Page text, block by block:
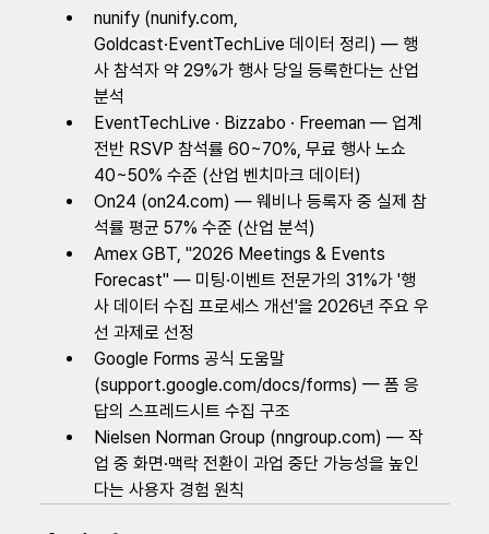
nunify (nunify.com,
Goldcast·EventTechLive 데이터 정리) — 행
사 참석자 약 29%가 행사 당일 등록한다는 산업
분석
EventTechLive · Bizzabo · Freeman — 업계
전반 RSVP 참석률 60~70%, 무료 행사 노쇼
40~50% 수준 (산업 벤치마크 데이터)
On24 (on24.com) — 웨비나 등록자 중 실제 참
석률 평균 57% 수준 (산업 분석)
Amex GBT, "2026 Meetings & Events
Forecast" — 미팅·이벤트 전문가의 31%가 '행
사 데이터 수집 프로세스 개선'을 2026년 주요 우
선 과제로 선정
Google Forms 공식 도움말
(support.google.com/docs/forms) — 폼 응
답의 스프레드시트 수집 구조
Nielsen Norman Group (nngroup.com) — 작
업 중 화면·맥락 전환이 과업 중단 가능성을 높인
다는 사용자 경험 원칙